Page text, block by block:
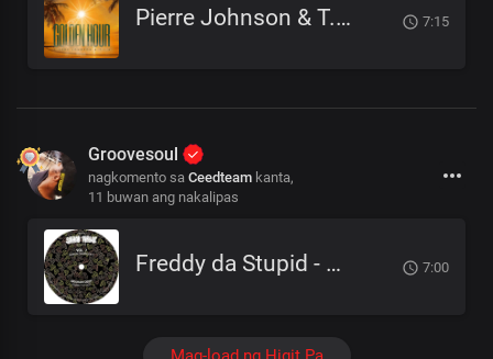
Pierre Johnson & T.I.B - Golden Hour 7:15
Groovesoul
nagkomento sa Ceedteam kanta,
11 buwan ang nakalipas
Freddy da Stupid - EarGasm (Original Mix) 7:00